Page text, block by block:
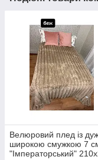
Велюровий плед із
широкою смужкою 7
"Імператорський"